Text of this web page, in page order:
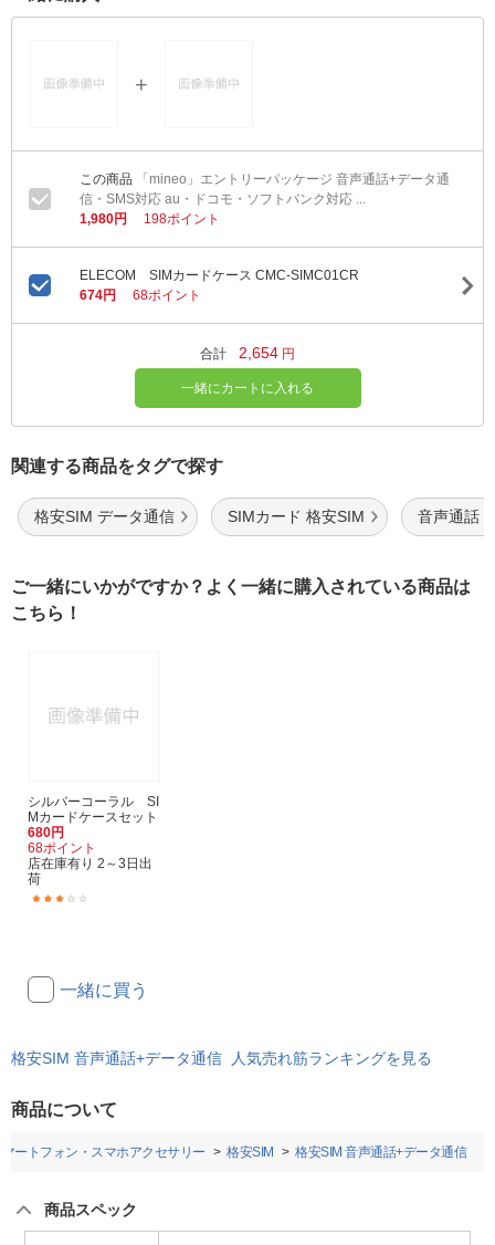
「mineo」エントリーパッケージ 音声通話+データ通
信・SMS対応 au・ドコモ・ソフトバンク対応 ...
1,980円
198ポイント
ELECOM SIMカードケース CMC-SIMC01CR
674円
68ポイント
合計 2,654 円
一緒にカートに入れる
関連する商品をタグで探す
格安SIM データ通信 SIMカード 格安SIM 音声通話
ご一緒にいかがですか？よく一緒に購入されている商品は
こちら！
シルバーコーラル SI
Mカードケースセット
680円
68ポイント
店在庫有り 2～3日出
荷
一緒に買う
格安SIM 音声通話+データ通信 人気売れ筋ランキングを見る
商品について
ートフォン・スマホアクセサリー 格安SIM 格安SIM 音声通話+データ通信
商品スペック